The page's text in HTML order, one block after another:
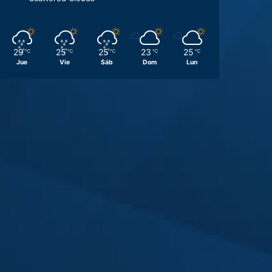
29 ℃
Jue
25 ℃
Vie
25 ℃
Sáb
23 ℃
Dom
25 ℃
Lun